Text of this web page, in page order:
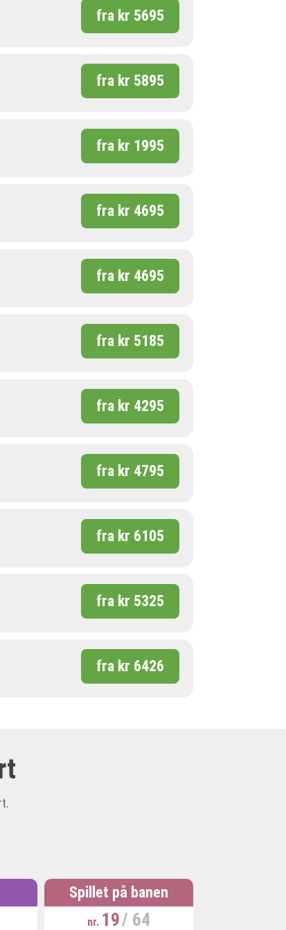
fra kr 5695
fra kr 5895
fra kr 1995
fra kr 4695
fra kr 4695
fra kr 5185
fra kr 4295
fra kr 4795
fra kr 6105
fra kr 5325
fra kr 6426
Spillet på banen
nr. 19/ 64